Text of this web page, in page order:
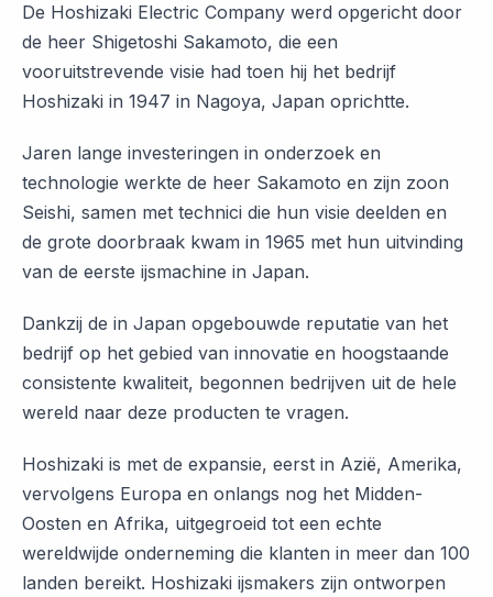
De Hoshizaki Electric Company werd opgericht door
de heer Shigetoshi Sakamoto, die een
vooruitstrevende visie had toen hij het bedrijf
Hoshizaki in 1947 in Nagoya, Japan oprichtte.
Jaren lange investeringen in onderzoek en
technologie werkte de heer Sakamoto en zijn zoon
Seishi, samen met technici die hun visie deelden en
de grote doorbraak kwam in 1965 met hun uitvinding
van de eerste ijsmachine in Japan.
Dankzij de in Japan opgebouwde reputatie van het
bedrijf op het gebied van innovatie en hoogstaande
consistente kwaliteit, begonnen bedrijven uit de hele
wereld naar deze producten te vragen.
Hoshizaki is met de expansie, eerst in Azië, Amerika,
vervolgens Europa en onlangs nog het Midden-
Oosten en Afrika, uitgegroeid tot een echte
wereldwijde onderneming die klanten in meer dan 100
landen bereikt. Hoshizaki ijsmakers zijn ontworpen